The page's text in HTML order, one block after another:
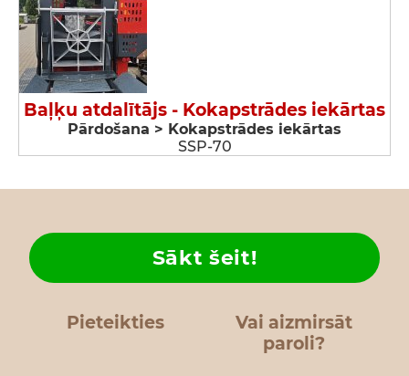
Baļķu atdalītājs - Kokapstrādes iekārtas
Pārdošana > Kokapstrādes iekārtas
SSP-70
Pieteikties
Vai aizmirsāt
paroli?
Sākt šeit!